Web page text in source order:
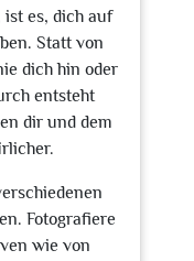
ist es, dich auf
Statt von
dich hin oder
entsteht
dir und dem
Fotografiere
wie von